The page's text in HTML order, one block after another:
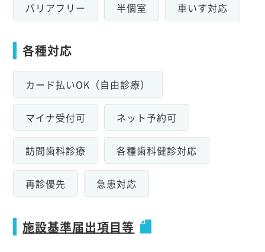
バリアフリー 半個室 車いす対応
各種対応
カード払いOK（自由診療）
マイナ受付可 ネット予約可
訪問歯科診療 各種歯科健診対応
再診優先 急患対応
施設基準届出項目等